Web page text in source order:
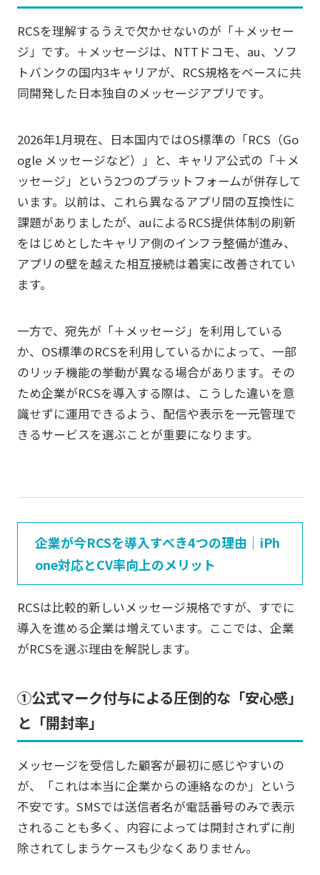
RCSを理解するうえで欠かせないのが「＋メッセー
ジ」です。＋メッセージは、NTTドコモ、au、ソフ
トバンクの国内3キャリアが、RCS規格をベースに共
同開発した日本独自のメッセージアプリです。
2026年1月現在、日本国内ではOS標準の「RCS（Go
ogle メッセージなど）」と、キャリア公式の「＋メ
ッセージ」という2つのプラットフォームが併存して
います。以前は、これら異なるアプリ間の互換性に
課題がありましたが、auによるRCS提供体制の刷新
をはじめとしたキャリア側のインフラ整備が進み、
アプリの壁を越えた相互接続は着実に改善されてい
ます。
一方で、宛先が「＋メッセージ」を利用している
か、OS標準のRCSを利用しているかによって、一部
のリッチ機能の挙動が異なる場合があります。その
ため企業がRCSを導入する際は、こうした違いを意
識せずに運用できるよう、配信や表示を一元管理で
きるサービスを選ぶことが重要になります。
企業が今RCSを導入すべき4つの理由｜iPh
one対応とCV率向上のメリット
RCSは比較的新しいメッセージ規格ですが、すでに
導入を進める企業は増えています。ここでは、企業
がRCSを選ぶ理由を解説します。
①公式マーク付与による圧倒的な「安心感」
と「開封率」
メッセージを受信した顧客が最初に感じやすいの
が、「これは本当に企業からの連絡なのか」という
不安です。SMSでは送信者名が電話番号のみで表示
されることも多く、内容によっては開封されずに削
除されてしまうケースも少なくありません。